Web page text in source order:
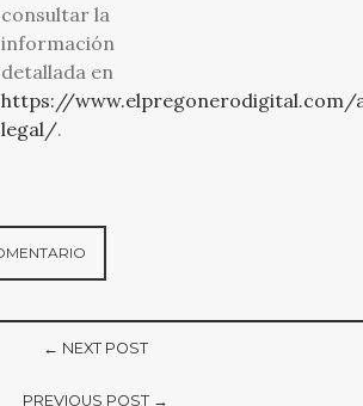
consultar la
información
detallada en
https://www.elpregonerodigital.com/
legal/.
← NEXT POST
PREVIOUS POST →